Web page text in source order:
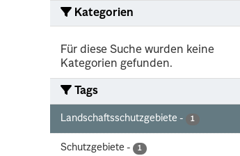
Kategorien
Für diese Suche wurden keine
Kategorien gefunden.
Tags
Landschaftsschutzgebiete - 1
Schutzgebiete - 1